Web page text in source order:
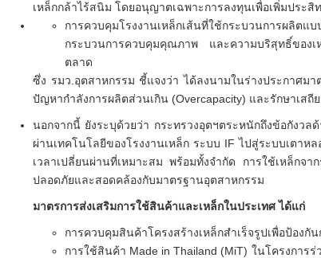
เหล็กกล้าไร้สนิม โดยอนุญาตเฉพาะการลงทุนเพื่อเพิ่มประ
การควบคุมโรงงานเหล็กเส้นที่ใช้กระบวนการผลิ
กระบวนการควบคุมคุณภาพ และความบริสุทธิ์ของ
ตลาด
ซึ่ง รมว.อุตสาหกรรม ชี้แจงว่า ได้ลงนามในร่างประกาศม
ปัญหากำลังการผลิตส่วนเกิน (Overcapacity) และรักษาเสถี
นอกจากนี้ ยังระบุด้วยว่า กระทรวงอุตฯตระหนักถึงข้อกังว
ผ่านเทคโนโลยีของโรงงานเหล็ก ระบบ IF ไปสู่ระบบเตา
เวลาเปลี่ยนผ่านที่เหมาะสม พร้อมทั้งจำกัด การใช้เหล็กจ
ปลอดภัยและสอดคล้องกับมาตรฐานอุตสาหกรรม
มาตรการส่งเสริมการใช้สินค้าและเหล็กในประเทศ ได้แก่
การควบคุมสินค้าโครงสร้างเหล็กสำเร็จรูปเพื่อป้อง
การใช้สินค้า Made in Thailand (MiT) ในโครงการ